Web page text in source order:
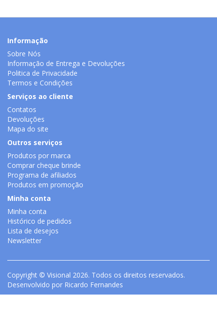
Informação
Sobre Nós
Informação de Entrega e Devoluções
Politica de Privacidade
Termos e Condições
Serviços ao cliente
Contatos
Devoluções
Mapa do site
Outros serviços
Produtos por marca
Comprar cheque brinde
Programa de afiliados
Produtos em promoção
Minha conta
Minha conta
Histórico de pedidos
Lista de desejos
Newsletter
Copyright © Visional 2026. Todos os direitos reservados.
Desenvolvido por Ricardo Fernandes